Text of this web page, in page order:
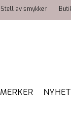
Stell av smykker
MERKER